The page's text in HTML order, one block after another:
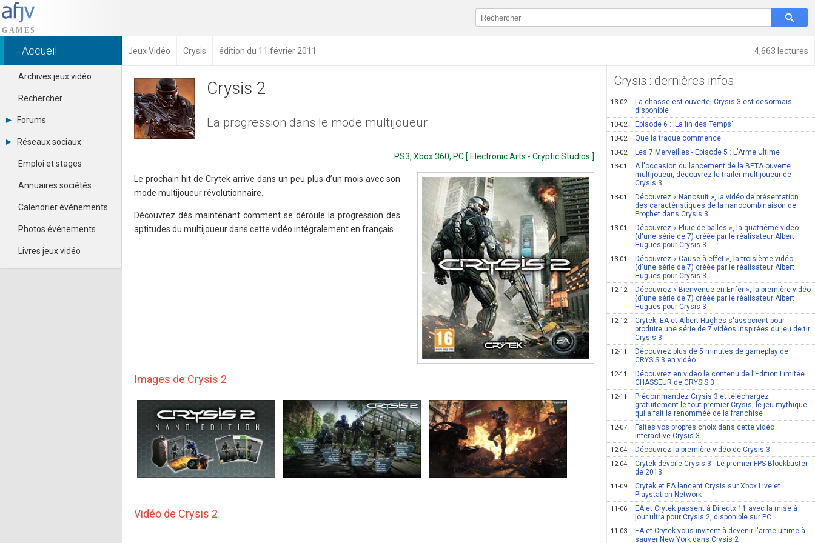
4,663 lectures
Accueil Jeux Vidéo Crysis édition du 11 février 2011
Archives jeux vidéo
Rechercher
Forums
Tous les forums
Se connecter
Contacter un modérateur
Réseaux sociaux
Dailymotion
Facebook
Google+
Pinterest
Youtube
Emploi et stages
Annuaires sociétés
Calendrier événements
Photos événements
Livres jeux vidéo
Crysis 2
La progression dans le mode multijoueur
PS3, Xbox 360, PC [ Electronic Arts - Cryptic Studios ]
Le prochain hit de Crytek arrive dans un peu plus d’un mois avec son
mode multijoueur révolutionnaire.
Découvrez dès maintenant comment se déroule la progression des
aptitudes du multijoueur dans cette vidéo intégralement en français.
Images de Crysis 2
Vidéo de Crysis 2
Crysis : dernières infos
13-02
La chasse est ouverte, Crysis 3 est desormais
disponible
13-02 Episode 6 : 'La fin des Temps'
13-02 Que la traque commence
13-02 Les 7 Merveilles - Episode 5 : L'Arme Ultime
13-01
A l'occasion du lancement de la BETA ouverte
multijoueur, découvrez le trailer multijoueur de
Crysis 3
13-01
Découvrez « Nanosuit », la vidéo de présentation
des caractéristiques de la nanocombinaison de
Prophet dans Crysis 3
13-01
Découvrez « Pluie de balles », la quatrième vidéo
(d'une série de 7) créée par le réalisateur Albert
Hugues pour Crysis 3
13-01
Découvrez « Cause à effet », la troisième vidéo
(d'une série de 7) créée par le réalisateur Albert
Hugues pour Crysis 3
12-12
Découvrez « Bienvenue en Enfer », la première vidéo
(d'une série de 7) créée par le réalisateur Albert
Hugues pour Crysis 3
12-12
Crytek, EA et Albert Hughes s'associent pour
produire une série de 7 vidéos inspirées du jeu de tir
Crysis 3
12-11
Découvrez plus de 5 minutes de gameplay de
CRYSIS 3 en vidéo
12-11
Découvrez en vidéo le contenu de l'Edition Limitée
CHASSEUR de CRYSIS 3
12-11
Précommandez Crysis 3 et téléchargez
gratuitement le tout premier Crysis, le jeu mythique
qui a fait la renommée de la franchise
12-07
Faites vos propres choix dans cette vidéo
interactive Crysis 3
12-04 Découvrez la première vidéo de Crysis 3
12-04
Crytek dévoile Crysis 3 - Le premier FPS Blockbuster
de 2013
11-09
Crytek et EA lancent Crysis sur Xbox Live et
Playstation Network
11-06
EA et Crytek passent à Directx 11 avec la mise à
jour ultra pour Crysis 2, disponible sur PC
11-03
EA et Crytek vous invitent à devenir l'arme ultime à
sauver New York dans Crysis 2